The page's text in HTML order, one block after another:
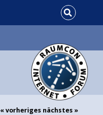
« vorheriges nächstes »